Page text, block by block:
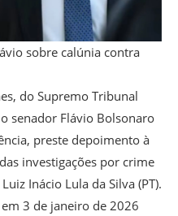
sobre calúnia contra
do Supremo Tribunal
senador Flávio Bolsonaro
preste depoimento à
investigações por crime
Inácio Lula da Silva (PT).
3 de janeiro de 2026